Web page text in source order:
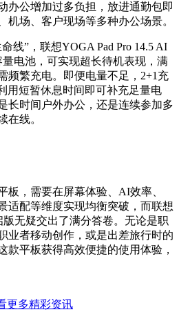
办公增加过多负担，放进通勤包即
机场、客户现场等多种办公场景。
线”，联想YOGA Pad Pro 14.5 AI
量电池，可实现超长待机表现，满
频繁充电。即便电量不足，2+1充
用短暂休息时间即可补充足量电
长时间户外办公，还是连续参加多
在线。
板，需要在屏幕体验、AI效率、
适配等维度实现均衡突破，而联想
版无疑交出了满分答卷。无论是职
业者移动创作，或是出差旅行时的
款平板获得高效便捷的使用体验，
更多精彩资讯